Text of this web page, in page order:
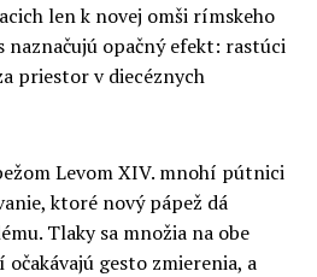
len k novej omši rímskeho
naznačujú opačný efekt: rastúci
priestor v diecéznych
Levom XIV. mnohí pútnici
ktoré nový pápež dá
Tlaky sa množia na obe
gesto zmierenia, a